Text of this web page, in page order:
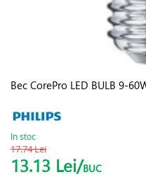
Bec CorePro LED BULB 9-
In stoc
17.74 Lei
13.13 Lei/BUC